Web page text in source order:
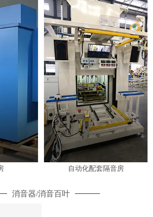
自动化配套隔音房
消音器/消音百叶